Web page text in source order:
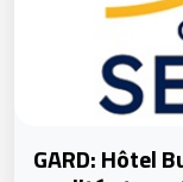
GARD: Hôtel